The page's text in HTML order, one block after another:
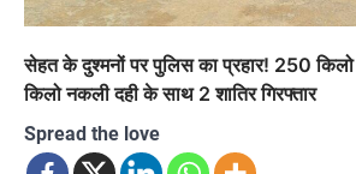
सेहत के दुश्मनों पर पुलिस का प्रहार! 250
किलो नकली दही के साथ 2 शातिर गिरफ्तार
Spread the love